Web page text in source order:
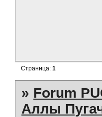
Страница:1
» Forum
Аллы